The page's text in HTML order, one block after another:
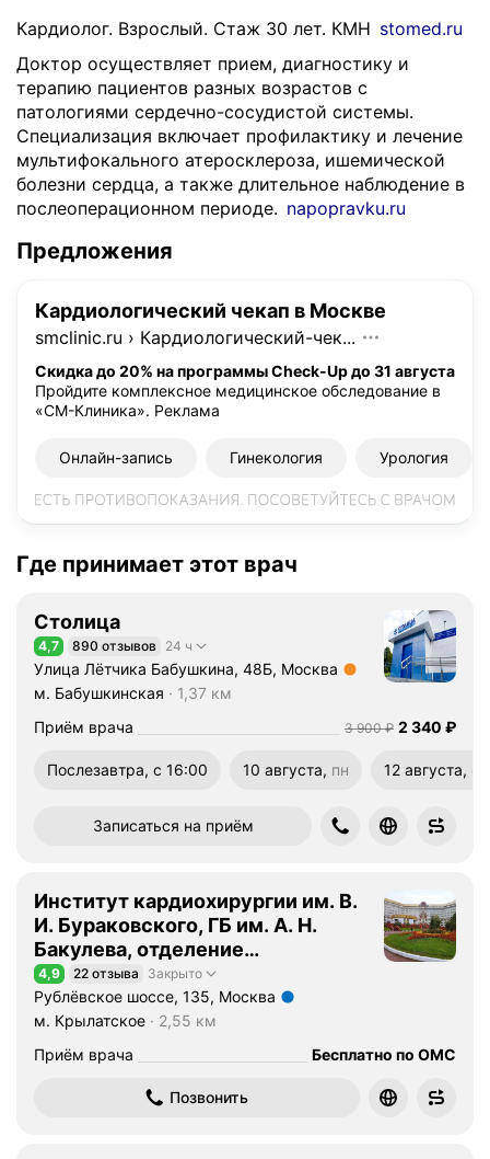
Кардиолог. Взрослый. Стаж 30 лет. КМН stomed.ru
Доктор осуществляет прием, диагностику и
терапию пациентов разных возрастов с
патологиями сердечно-сосудистой системы.
Специализация включает профилактику и лечение
мультифокального атеросклероза, ишемической
болезни сердца, а также длительное наблюдение в
послеоперационном периоде. napopravku.ru
Предложения
Кардиологический чекап в Москве
smclinic.ru › Кардиологический-чек...
Скидка до 20% на программы Check-Up до 31 августа
Пройдите комплексное медицинское обследование в
«СМ-Клиника». Реклама
Онлайн-запись Гинекология Урология
Где принимает этот врач
Столица
Рейтинг 4,7 из 5
4,7 890 отзывов 24 ч
Улица Лётчика Бабушкина, 48Б, Москва
Метро м. Бабушкинская Расстояние 1,37 км
м. Бабушкинская
1,37 км
Приём врача
Цена
3900
3 900 ₽ Цена
2340
2 340 ₽
Послезавтра, с 16:00 10 августа, пн
12 августа, ср
Записаться на приём
Институт кардиохирургии им. В.
И. Бураковского, ГБ им. А. Н.
Бакулева, отделение
кардиохирургического лечения и
реабилитации взрослых больных
с сердечной патологией
Рейтинг 4,9 из 5
4,9 22 отзыва Закрыто
Рублёвское шоссе, 135, Москва
Метро м. Крылатское Расстояние 2,55 км
м. Крылатское
2,55 км
Приём врача
Бесплатно по ОМС
Позвонить